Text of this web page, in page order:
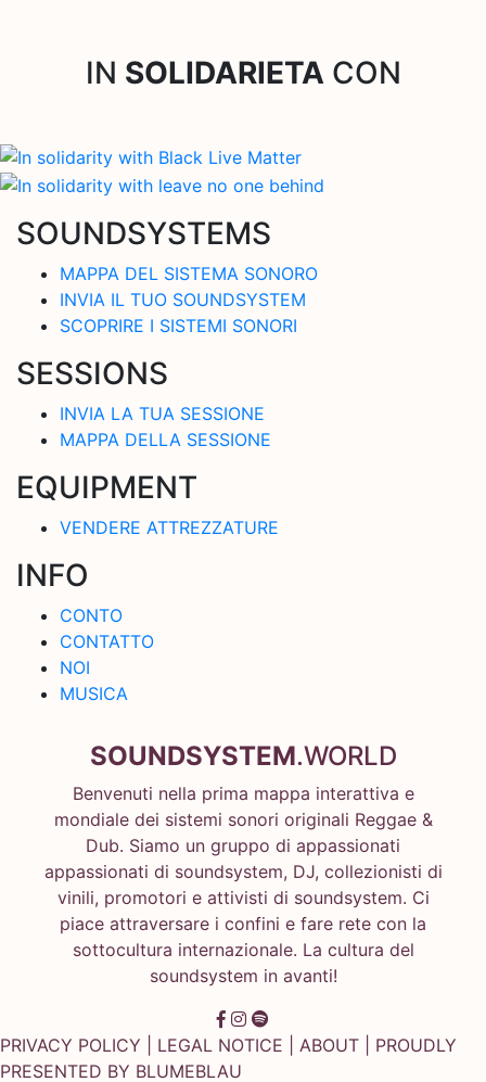
IN SOLIDARIETA CON
SOUNDSYSTEMS
MAPPA DEL SISTEMA SONORO
INVIA IL TUO SOUNDSYSTEM
SCOPRIRE I SISTEMI SONORI
SESSIONS
INVIA LA TUA SESSIONE
MAPPA DELLA SESSIONE
EQUIPMENT
VENDERE ATTREZZATURE
INFO
CONTO
CONTATTO
NOI
MUSICA
SOUNDSYSTEM.WORLD
Benvenuti nella prima mappa interattiva e
mondiale dei sistemi sonori originali Reggae &
Dub. Siamo un gruppo di appassionati
appassionati di soundsystem, DJ, collezionisti di
vinili, promotori e attivisti di soundsystem. Ci
piace attraversare i confini e fare rete con la
sottocultura internazionale. La cultura del
soundsystem in avanti!
PRIVACY POLICY LEGAL NOTICE ABOUT | PROUDLY
PRESENTED BY BLUMEBLAU